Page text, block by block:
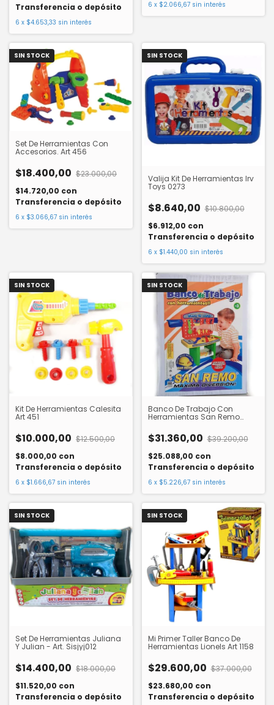
Transferencia o depósito
6 x $4.653,33 sin interés
6 x $2.066,67 sin interés
SIN STOCK
Set De Herramientas Con
Accesorios. Art 456
$18.400,00 $23.000,00
$14.720,00 con
Transferencia o depósito
6 x $3.066,67 sin interés
SIN STOCK
Valija Kit De Herramientas Irv
Toys 0273
$8.640,00 $10.800,00
$6.912,00 con
Transferencia o depósito
6 x $1.440,00 sin interés
SIN STOCK
Kit De Herramientas Calesita
Art 451
$10.000,00 $12.500,00
$8.000,00 con
Transferencia o depósito
6 x $1.666,67 sin interés
SIN STOCK
Banco De Trabajo Con
Herramientas San Remo
$31.360,00 $39.200,00
$25.088,00 con
Transferencia o depósito
6 x $5.226,67 sin interés
SIN STOCK
Set De Herramientas Juliana
Y Julian - Art. Sisjyj012
$14.400,00 $18.000,00
$11.520,00 con
Transferencia o depósito
SIN STOCK
Mi Primer Taller Banco De
Herramientas Lionels Art 1158
$29.600,00 $37.000,00
$23.680,00 con
Transferencia o depósito